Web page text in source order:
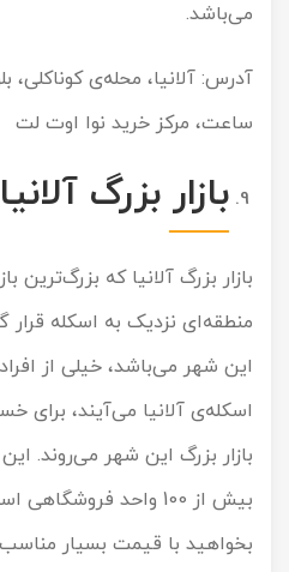
می‌باشد.
آدرس: آلانیا، محله‌ی کوناکلی،
ساعت، مرکز خرید نوا اوت لت
بازار بزرگ آلانیا
بازار بزرگ آلانیا که
منطقه‌ای نزدیک به اسکله قرار
این شهر می‌باشد، خیلی از
اسکله‌ی آلانیا می‌آیند، برای
بازار بزرگ این شهر می‌روند. این
بیش از 100 واحد
بخواهید با قیمت بسیار مناسب